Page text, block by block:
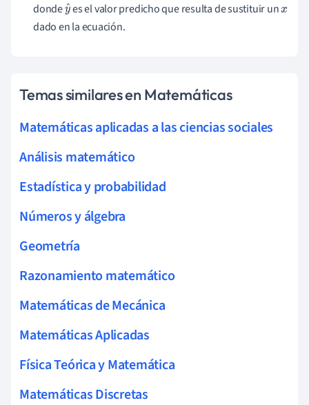
dondey
^
es el valor predicho que resulta de sustituir unx
dado en la ecuación.
Temas similares en Matemáticas
Matemáticas aplicadas a las ciencias sociales
Análisis matemático
Estadística y probabilidad
Números y álgebra
Geometría
Razonamiento matemático
Matemáticas de Mecánica
Matemáticas Aplicadas
Física Teórica y Matemática
Matemáticas Discretas